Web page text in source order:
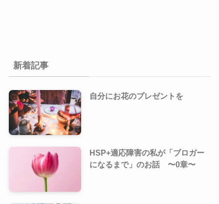
新着記事
自分にお花のプレゼントを
HSP+適応障害の私が「ブロガー
になるまで」のお話 〜0章〜